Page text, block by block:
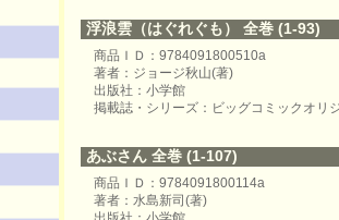
浮浪雲（はぐれぐも） 全巻 (1-93)
商品ＩＤ：9784091800510a
著者：ジョージ秋山(著)
出版社：小学館
掲載誌・シリーズ：ビッグコミックオリ
あぶさん 全巻 (1-107)
商品ＩＤ：9784091800114a
著者：水島新司(著)